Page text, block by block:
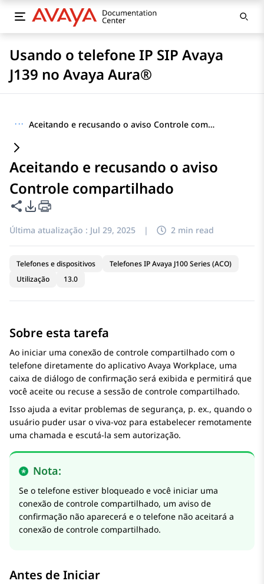
Usando o telefone IP SIP Avaya
J139 no Avaya Aura®
··· Aceitando e recusando o aviso Controle compartilhado
Aceitando e recusando o aviso
Controle compartilhado
Compartilhar esta página
Opções de exportação de PDF
Última atualização : Jul 29, 2025 | 2 min read
Telefones e dispositivos
Telefones IP Avaya J100 Series (ACO)
Utilização
13.0
Sobre esta tarefa
Ao iniciar uma conexão de controle compartilhado com o
telefone diretamente do aplicativo Avaya Workplace, uma
caixa de diálogo de confirmação será exibida e permitirá que
você aceite ou recuse a sessão de controle compartilhado.
Isso ajuda a evitar problemas de segurança, p. ex., quando o
usuário puder usar o viva-voz para estabelecer remotamente
uma chamada e escutá-la sem autorização.
Nota:
Se o telefone estiver bloqueado e você iniciar uma
conexão de controle compartilhado, um aviso de
confirmação não aparecerá e o telefone não aceitará a
conexão de controle compartilhado.
Antes de Iniciar